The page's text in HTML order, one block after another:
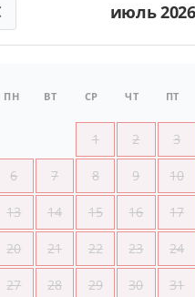
июль 2026
ПН ВТ СР ЧТ ПТ
1 2 3
6 7 8 9 10
13 14 15 16 17
20 21 22 23 24
27 28 29 30 31